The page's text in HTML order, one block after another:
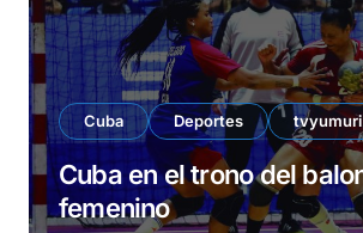
Cuba Deportes tvyumuri
Cuba en el trono del balonmano
femenino